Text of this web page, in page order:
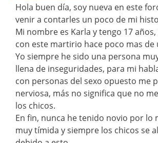
Hola buen día, soy nueva en este
venir a contarles un poco de mi
Mi nombre es Karla y tengo 17
con este martirio hace poco mas de
Yo siempre he sido una persona
llena de inseguridades, para mi
con personas del sexo opuesto me
nerviosa, más no significa que no
los chicos.
En fin, nunca he tenido novio por lo
muy tímida y siempre los chicos se